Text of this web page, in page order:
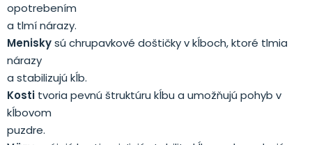
opotrebením
a tlmí nárazy.
Meniskysú chrupavkové doštičky v kĺboch, ktoré tlmia
nárazy
a stabilizujú kĺb.
Kosti tvoria pevnú štruktúru kĺbu a umožňujú pohyb v
kĺbovom
puzdre.